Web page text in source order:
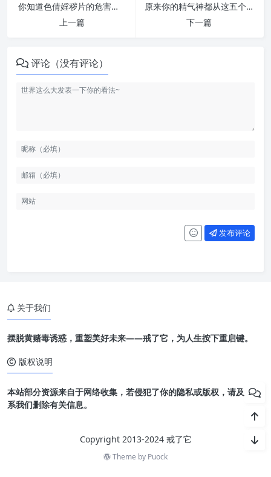
你知道色倩婬秽片的危害有多大吗？ | 纵欲危害
上一篇
原来你的精气神都从这五个地方漏掉了 | 纵欲危害
下一篇
评论（没有评论）
发布评论
关于我们
摆脱黄赌毒诱惑，重塑美好未来——戒了它，为人生按下重启键。
版权说明
本站部分资源来自于网络收集，若侵犯了你的隐私或版权，请及时联
系我们删除有关信息。
Copyright 2013-2024 戒了它
Theme by Puock